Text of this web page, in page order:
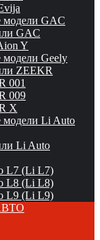
модели GAC
GAC
Y
модели Geely
ZEEKR
001
009
X
модели Li Auto
Li Auto
L7 (Li L7)
L8 (Li L8)
L9 (Li L9)